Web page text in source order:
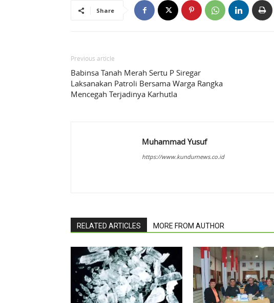
Share
Previous article
Babinsa Tanah Merah Sertu P Siregar
Laksanakan Patroli Bersama Warga Rangka
Mencegah Terjadinya Karhutla
Muhammad Yusuf
https://www.kundurnews.co.id
RELATED ARTICLES MORE FROM AUTHOR